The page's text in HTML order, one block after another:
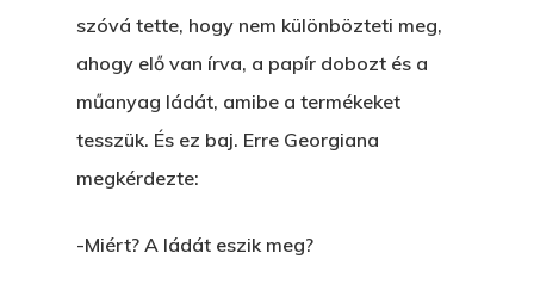
szóvá tette, hogy nem különbözteti meg,
ahogy elő van írva, a papír dobozt és a
műanyag ládát, amibe a termékeket
tesszük. És ez baj. Erre Georgiana
megkérdezte:
-Miért? A ládát eszik meg?